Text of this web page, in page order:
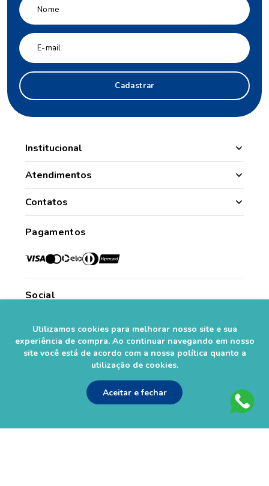
Utilizamos cookies para melhorar nosso site e sua
experiência de compra. Ao continuar navegando em nosso
site você está de acordo com a nossa política quanto a
utilização de cookies.
Aceitar e fechar
Cadastrar
Institucional
Manipulação
Quem Somos
Convênios
Crediário Web
Política de Troca e Devolução
Atendimentos
Nossas Lojas
Minha Conta
Histórico de Pedidos
Lista de Desejos
Fale Conosco
Seja um Franqueado
Perguntas Frequentes
Contatos
Para todo o Brasil (whatsapp)
sac@farmasaorafaelcom.br
de segunda a sexta-feira.*
Pagamentos
Social
Segurança